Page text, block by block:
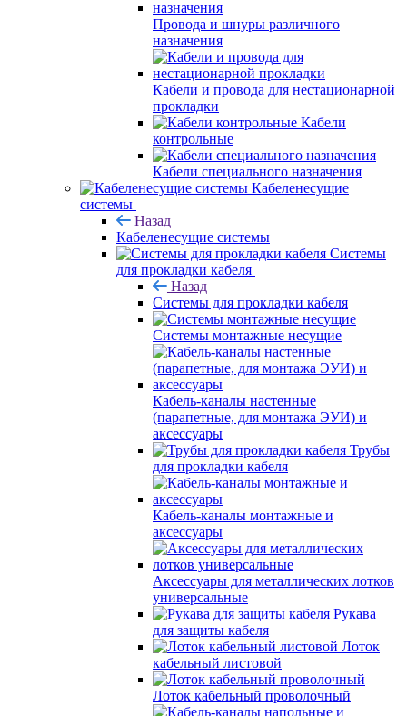
Провода и шнуры различного
назначения
Кабели и провода для нестационарной
прокладки
Кабели
контрольные
Кабели специального назначения
Кабеленесущие
системы
Назад
Кабеленесущие системы
Системы
для прокладки кабеля
Назад
Системы для прокладки кабеля
Системы монтажные несущие
Кабель-каналы настенные
(парапетные, для монтажа ЭУИ) и
аксессуары
Трубы
для прокладки кабеля
Кабель-каналы монтажные и
аксессуары
Аксессуары для металлических лотков
универсальные
Рукава
для защиты кабеля
Лоток
кабельный листовой
Лоток кабельный проволочный